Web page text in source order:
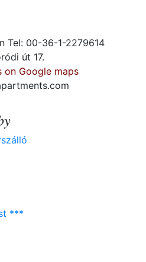
Tel: 00-36-1-2279614
út 17.
on Google maps
***